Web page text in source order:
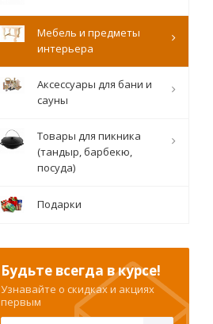
Мебель и предметы
интерьера
Аксессуары для бани и
сауны
Товары для пикника
(тандыр, барбекю,
посуда)
Подарки
Будьте всегда в курсе!
Узнавайте о скидках и акциях
первым